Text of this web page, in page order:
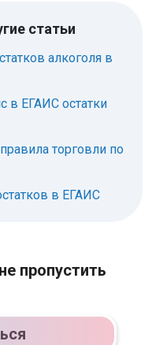
статьи
алкоголя в
в ЕГАИС остатки
торговли по
в ЕГАИС
пропустить